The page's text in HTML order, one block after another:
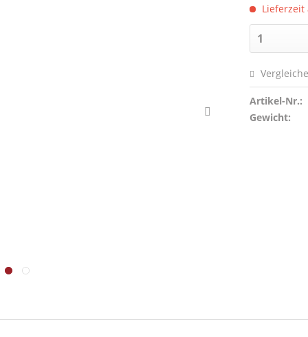
Lieferzeit
Artikel-Nr.:
Gewicht: